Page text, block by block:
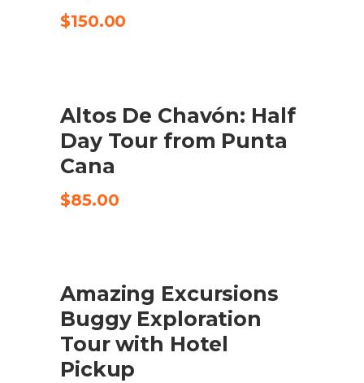
$150.00
CHECK AVAILABILITY
Altos De Chavón: Half
Day Tour from Punta
Cana
$85.00
CHECK AVAILABILITY
Amazing Excursions
Buggy Exploration
Tour with Hotel
Pickup